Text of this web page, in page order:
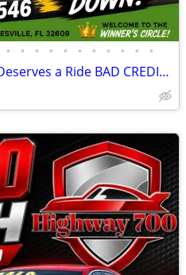
• • • • • • • • • • •
At Credit King, Everybody Deserves a Ride BAD CREDIT OK